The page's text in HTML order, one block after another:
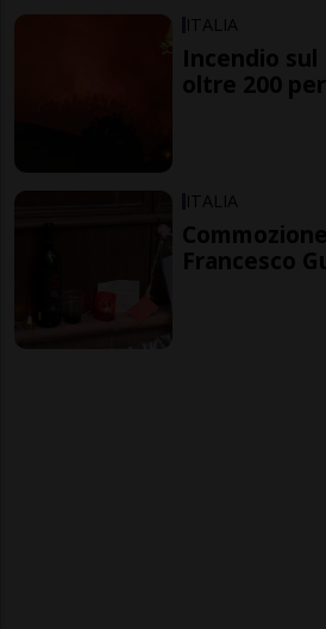
ITALIA
Incendio sul
oltre 200
ITALIA
Francesco